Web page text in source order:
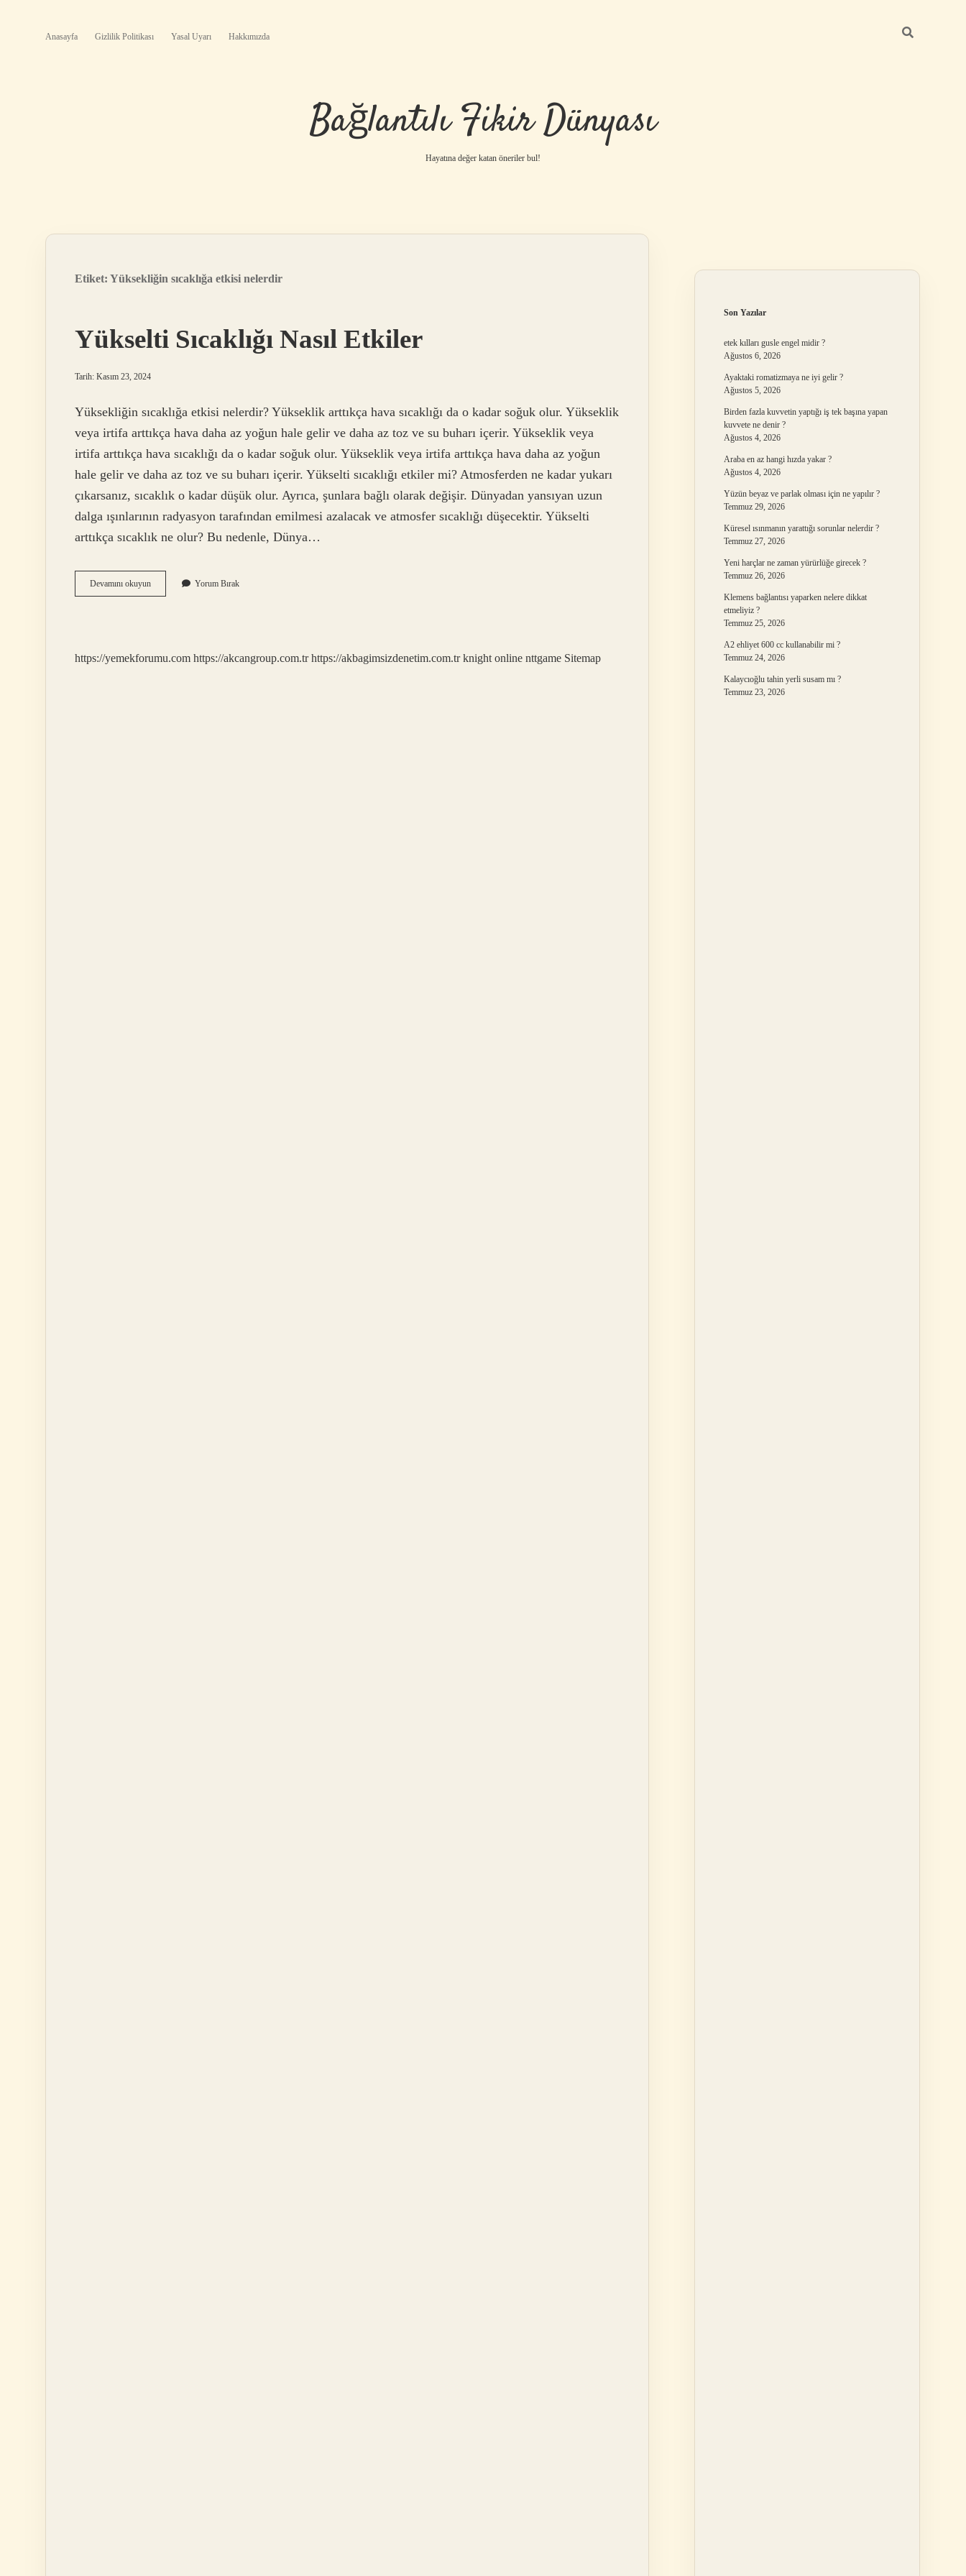
Anasayfa Gizlilik Politikası Yasal Uyarı Hakkımızda
Bağlantılı Fikir Dünyası
Hayatına değer katan öneriler bul!
Etiket: Yüksekliğin sıcaklığa etkisi nelerdir
Yükselti Sıcaklığı Nasıl Etkiler
Tarih: Kasım 23, 2024
Yüksekliğin sıcaklığa etkisi nelerdir? Yükseklik arttıkça hava sıcaklığı da o kadar soğuk olur. Yükseklik
veya irtifa arttıkça hava daha az yoğun hale gelir ve daha az toz ve su buharı içerir. Yükseklik veya
irtifa arttıkça hava sıcaklığı da o kadar soğuk olur. Yükseklik veya irtifa arttıkça hava daha az yoğun
hale gelir ve daha az toz ve su buharı içerir. Yükselti sıcaklığı etkiler mi? Atmosferden ne kadar yukarı
çıkarsanız, sıcaklık o kadar düşük olur. Ayrıca, şunlara bağlı olarak değişir. Dünyadan yansıyan uzun
dalga ışınlarının radyasyon tarafından emilmesi azalacak ve atmosfer sıcaklığı düşecektir. Yükselti
arttıkça sıcaklık ne olur? Bu nedenle, Dünya…
Devamını okuyunYükselti
Sıcaklığı
Yorum Bırak
https://yemekforumu.com https://akcangroup.com.tr https://akbagimsizdenetim.com.tr knight online nttgame Sitemap
Son Yazılar
etek kılları gusle engel midir ?
Ağustos 6, 2026
Ayaktaki romatizmaya ne iyi gelir ?
Ağustos 5, 2026
Birden fazla kuvvetin yaptığı iş tek başına yapan
kuvvete ne denir ?
Ağustos 4, 2026
Araba en az hangi hızda yakar ?
Ağustos 4, 2026
Yüzün beyaz ve parlak olması için ne yapılır ?
Temmuz 29, 2026
Küresel ısınmanın yarattığı sorunlar nelerdir ?
Temmuz 27, 2026
Yeni harçlar ne zaman yürürlüğe girecek ?
Temmuz 26, 2026
Klemens bağlantısı yaparken nelere dikkat
etmeliyiz ?
Temmuz 25, 2026
A2 ehliyet 600 cc kullanabilir mi ?
Temmuz 24, 2026
Kalaycıoğlu tahin yerli susam mı ?
Temmuz 23, 2026